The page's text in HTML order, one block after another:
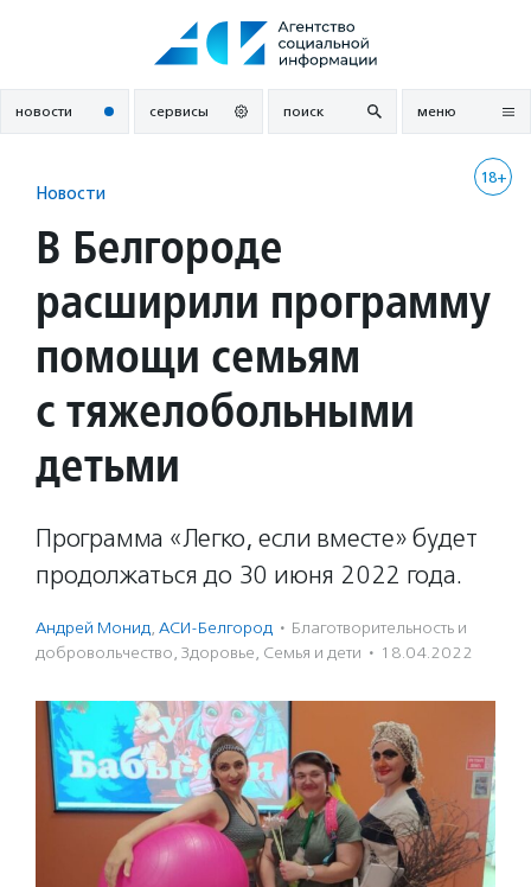
новости сервисы поиск меню
18+
Новости
В Белгороде
расширили программу
помощи семьям
с тяжелобольными
детьми
Программа «Легко, если вместе» будет
продолжаться до 30 июня 2022 года.
Андрей Монид, АСИ-Белгород · Благотвори­тель­ность и
доброволь­чест­во, Здоровье, Семья и дети · 18.04.2022